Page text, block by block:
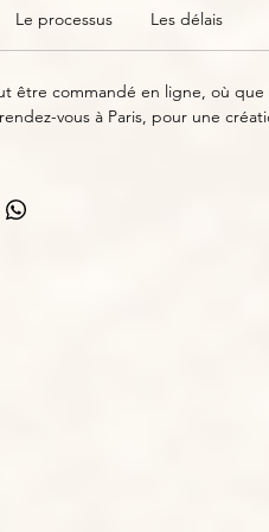
de véritables coquillages
Le processus Les délais
être commandé en ligne, où que
vous à Paris, pour une